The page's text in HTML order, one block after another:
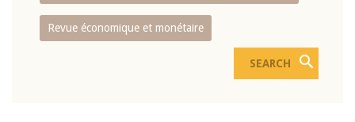
Revue économique et monétaire